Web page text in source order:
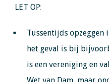
LET OP:
Tussentijds opzeggen
het geval is bij
is een vereniging en